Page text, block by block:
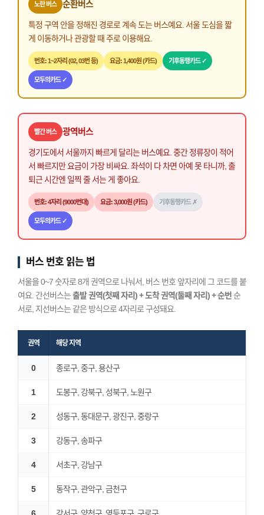
노란 버스 순환버스
특정 구역 안을 정해진 경로로 계속 도는 버스예요. 서울 도심을 짧
게 이동하거나 관광할 때 주로 이용해요.
번호: 1~2자리 (02, 03번 등) 요금: 1,400원 (카드) 기후동행카드 ✓
모두의카드 ✓
빨간 버스 광역버스
경기도에서 서울까지 빠르게 달리는 버스예요. 중간 정류장이 적어
서 빠르지만 요금이 가장 비싸요. 좌석이 다 차면 아예 못 타니까, 출
퇴근 시간엔 일찍 줄 서는 게 좋아요.
번호: 4자리 (9000번대) 요금: 3,000원 (카드) 기후동행카드 ✗
모두의카드 ✓
버스 번호 읽는 법
서울을 0~7 숫자로 8개 권역으로 나눠서, 버스 번호 앞자리에 그 코드를 붙
여요. 간선버스는출발 권역(첫째 자리) + 도착 권역(둘째 자리) + 순번순
서로, 지선버스는 같은 방식으로 4자리로 구성돼요.
권역 해당 지역
0 종로구, 중구, 용산구
1 도봉구, 강북구, 성북구, 노원구
2 성동구, 동대문구, 광진구, 중랑구
3 강동구, 송파구
4 서초구, 강남구
5 동작구, 관악구, 금천구